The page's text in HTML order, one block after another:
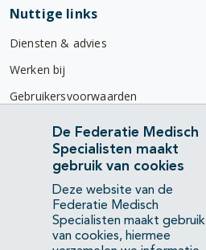
Nuttige links
Diensten & advies
Werken bij
Gebruikersvoorwaarden
Privacyverklaring
Contact
Mercatorlaan 1200
3528 BL Utrecht
(088) 505 34 34
De Federatie Medisch
Specialisten maakt
gebruik van cookies
Deze website van de
Federatie Medisch
Specialisten maakt gebruik
van cookies, hiermee